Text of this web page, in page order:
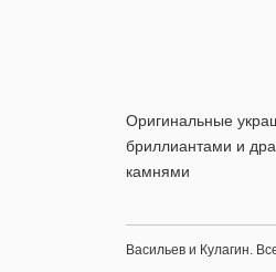
Оригинальные
бриллиантами и
камнями
Васильев и Кулагин.